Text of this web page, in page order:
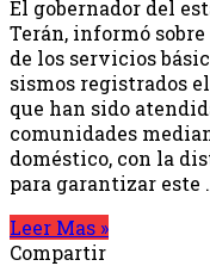
El gobernador del
Terán, informó
de los servicios
sismos registrados
que han sido
comunidades
doméstico, con la
para garantizar este
Leer Mas »
Compartir